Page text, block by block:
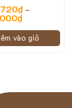
21442
₫–
₫
vào giỏ